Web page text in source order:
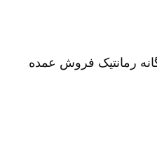
رمانتیک فروش عمده